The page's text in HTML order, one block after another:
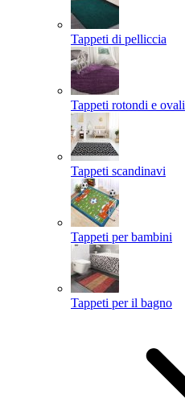
Tappeti di pelliccia
Tappeti rotondi e ovali
Tappeti scandinavi
Tappeti per bambini
Tappeti per il bagno